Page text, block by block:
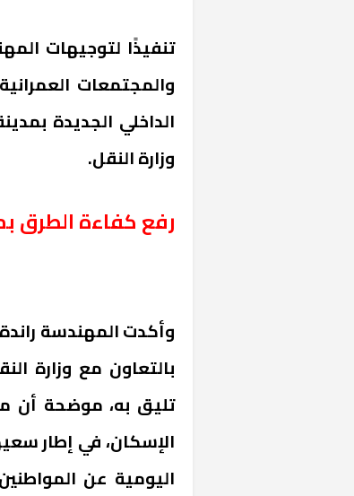
تنفيذًا لتوجيهات
والمجتمعات
الداخلي الجديدة
وزارة النقل.
رفع كفاءة الطرق
وأكدت المهندسة
بالتعاون مع وزارة
تليق به، موضحة أن
الإسكان، في إطار
اليومية عن